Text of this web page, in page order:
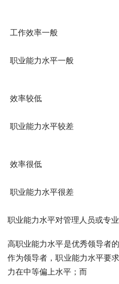
工作效率一般
职业能力水平一般
效率较低
职业能力水平较差
效率很低
职业能力水平很差
职业能力水平对管理人员或专
高职业能力水平是优秀领导者
作为领导者，职业能力水平要
力在中等偏上水平；而